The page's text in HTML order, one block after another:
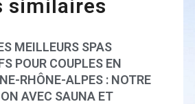
similaires
MEILLEURS SPAS
POUR COUPLES EN
RHÔNE-ALPES : NOTRE
AVEC SAUNA ET